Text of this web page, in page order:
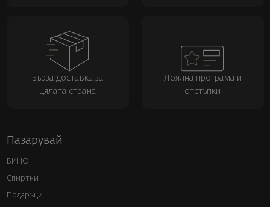
Бърза доставка за
цялата страна
Лоялна програма и
отстъпки
Пазарувай
ВИНО
Спиртни
Подаръци